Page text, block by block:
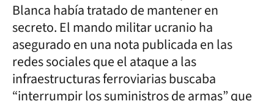
Blanca había tratado de mantener en
secreto. El mando militar ucranio ha
asegurado en una nota publicada en las
redes sociales que el ataque a las
infraestructuras ferroviarias buscaba
“interrumpir los suministros de armas” que